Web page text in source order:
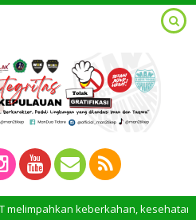
keberkahan, kesehatan, dan